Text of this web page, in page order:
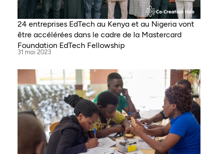
24 entreprises EdTech au Kenya et au Nigeria vont
être accélérées dans le cadre de la Mastercard
Foundation EdTech Fellowship
31 mai 2023